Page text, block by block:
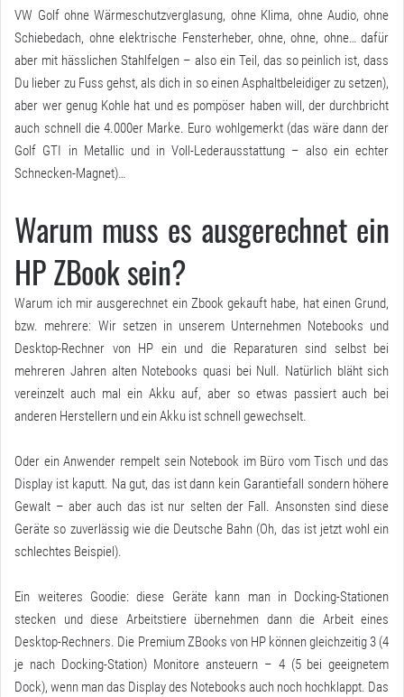
VW Golf ohne Wärmeschutzverglasung, ohne Klima, ohne Audio, ohne
Schiebedach, ohne elektrische Fensterheber, ohne, ohne, ohne… dafür
aber mit hässlichen Stahlfelgen – also ein Teil, das so peinlich ist, dass
Du lieber zu Fuss gehst, als dich in so einen Asphaltbeleidiger zu setzen),
aber wer genug Kohle hat und es pompöser haben will, der durchbricht
auch schnell die 4.000er Marke. Euro wohlgemerkt (das wäre dann der
Golf GTI in Metallic und in Voll-Lederausstattung – also ein echter
Schnecken-Magnet)…
Warum muss es ausgerechnet ein
HP ZBook sein?
Warum ich mir ausgerechnet ein Zbook gekauft habe, hat einen Grund,
bzw. mehrere: Wir setzen in unserem Unternehmen Notebooks und
Desktop-Rechner von HP ein und die Reparaturen sind selbst bei
mehreren Jahren alten Notebooks quasi bei Null. Natürlich bläht sich
vereinzelt auch mal ein Akku auf, aber so etwas passiert auch bei
anderen Herstellern und ein Akku ist schnell gewechselt.
Oder ein Anwender rempelt sein Notebook im Büro vom Tisch und das
Display ist kaputt. Na gut, das ist dann kein Garantiefall sondern höhere
Gewalt – aber auch das ist nur selten der Fall. Ansonsten sind diese
Geräte so zuverlässig wie die Deutsche Bahn (Oh, das ist jetzt wohl ein
schlechtes Beispiel).
Ein weiteres Goodie: diese Geräte kann man in Docking-Stationen
stecken und diese Arbeitstiere übernehmen dann die Arbeit eines
Desktop-Rechners. Die Premium ZBooks von HP können gleichzeitig 3 (4
je nach Docking-Station) Monitore ansteuern – 4 (5 bei geeignetem
Dock), wenn man das Display des Notebooks auch noch hochklappt. Das